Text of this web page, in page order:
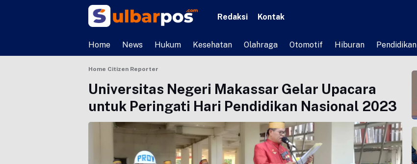
Redaksi Kontak
Home News Hukum Kesehatan Olahraga Otomotif Hiburan Pendidikan
Home Citizen Reporter
Universitas Negeri Makassar Gelar Upacara
untuk Peringati Hari Pendidikan Nasional 2023